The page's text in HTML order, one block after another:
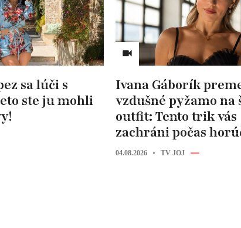
sa lúči s
ste ju mohli
Ivana Gáborík
vzdušné pyžamo na
outfit: Tento trik vás
zachráni počas
04.08.2026 TV JOJ